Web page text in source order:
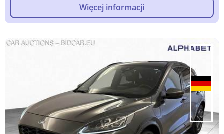
Więcej informacji